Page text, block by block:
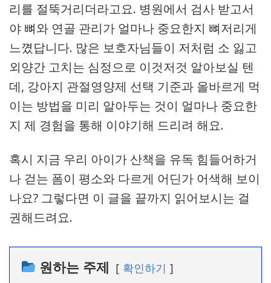
리를 절뚝거리더라고요. 병원에서 검사 받고서
야 뼈와 연골 관리가 얼마나 중요한지 뼈저리게
느꼈답니다. 많은 보호자님들이 저처럼 소 잃고
외양간 고치는 심정으로 이것저것 알아보실 텐
데, 강아지 관절영양제 선택 기준과 올바르게 먹
이는 방법을 미리 알아두는 것이 얼마나 중요한
지 제 경험을 통해 이야기해 드리려 해요.
혹시 지금 우리 아이가 산책을 유독 힘들어하거
나 걷는 폼이 평소와 다르게 어딘가 어색해 보이
나요? 그렇다면 이 글을 끝까지 읽어보시는 걸
권해드려요.
원하는 주제 확인하기